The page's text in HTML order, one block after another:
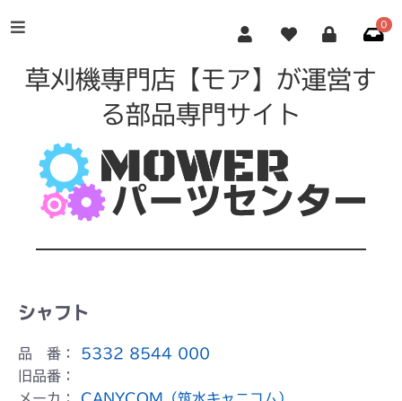
0
草刈機専門店【モア】が運営す
る部品専門サイト
シャフト
品 番：
5332 8544 000
旧品番：